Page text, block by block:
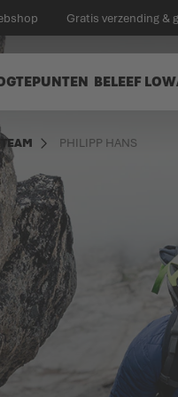
Gratis verzending &
BELEEF
PHILIPP HANS